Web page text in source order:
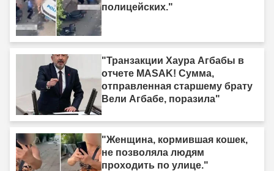
полицейских."
"Транзакции Хаура Агбабы в
отчете MASAK! Сумма,
отправленная старшему брату
Вели Агбабе, поразила"
"Женщина, кормившая кошек,
не позволяла людям
проходить по улице."